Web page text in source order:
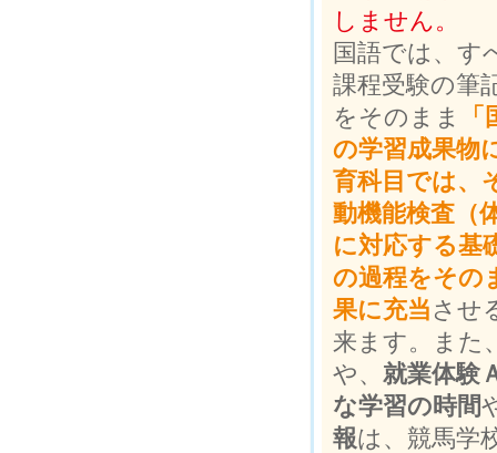
しません。
国語では、す
課程受験の筆
をそのまま
の学習成果物
育科目では、
動機能検査（
に対応する基
の過程をその
果に充当 させ
来ます。また
や、 就業体験
な学習の時間
報は、競馬学